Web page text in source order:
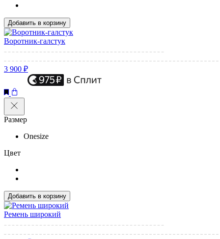
Добавить в корзину
Воротник-галстук
3 900 ₽
Размер
Onesize
Цвет
Добавить в корзину
Ремень широкий